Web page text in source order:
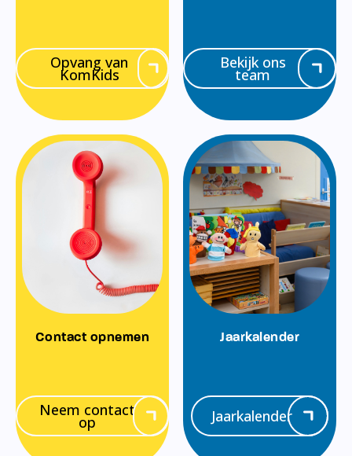
Opvang van
KomKids
Bekijk ons
team
Contact opnemen
Neem contact
op
Jaarkalender
Jaarkalender